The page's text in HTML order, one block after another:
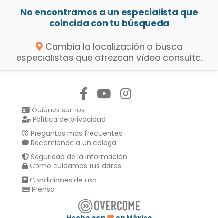
No encontramos a un especialista que
coincida con tu búsqueda
Cambia la localización o busca
especialistas que ofrezcan vídeo consulta.
Quiénes somos
Política de privacidad
Preguntas más frecuentes
Recomienda a un colega
Seguridad de la información
Como cuidamos tus datos
Condiciones de uso
Prensa